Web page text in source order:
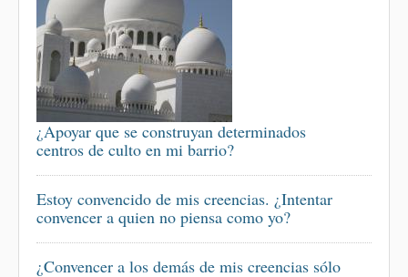
¿Apoyar que se construyan determinados
centros de culto en mi barrio?
Estoy convencido de mis creencias. ¿Intentar
convencer a quien no piensa como yo?
¿Convencer a los demás de mis creencias sólo